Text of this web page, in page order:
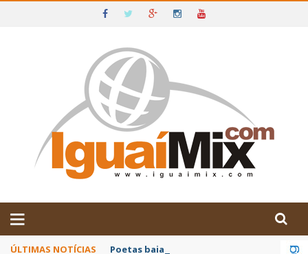
IGUAÍ E SUDOESTE DA BAHIA
ÚLTIMAS NOTÍCIAS Poetas baianos representam o Brasil no